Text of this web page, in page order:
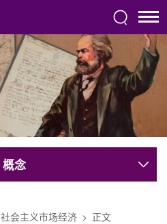
概念
社会主义市场经济 > 正文